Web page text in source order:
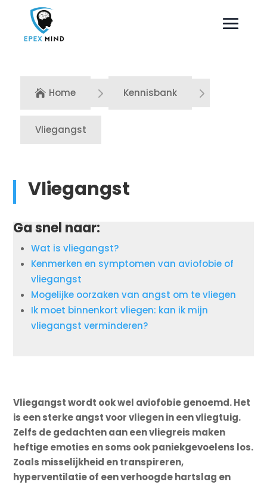
 Home 5 Kennisbank 5
Vliegangst
Vliegangst
Ga snel naar:
Wat is vliegangst?
Kenmerken en symptomen van aviofobie of
vliegangst
Mogelijke oorzaken van angst om te vliegen
Ik moet binnenkort vliegen: kan ik mijn
vliegangst verminderen?
Vliegangst wordt ook wel aviofobie genoemd. Het
is een sterke angst voor vliegen in een vliegtuig.
Zelfs de gedachten aan een vliegreis maken
heftige emoties en soms ook paniekgevoelens los.
Zoals misselijkheid en transpireren,
hyperventilatie of een verhoogde hartslag en